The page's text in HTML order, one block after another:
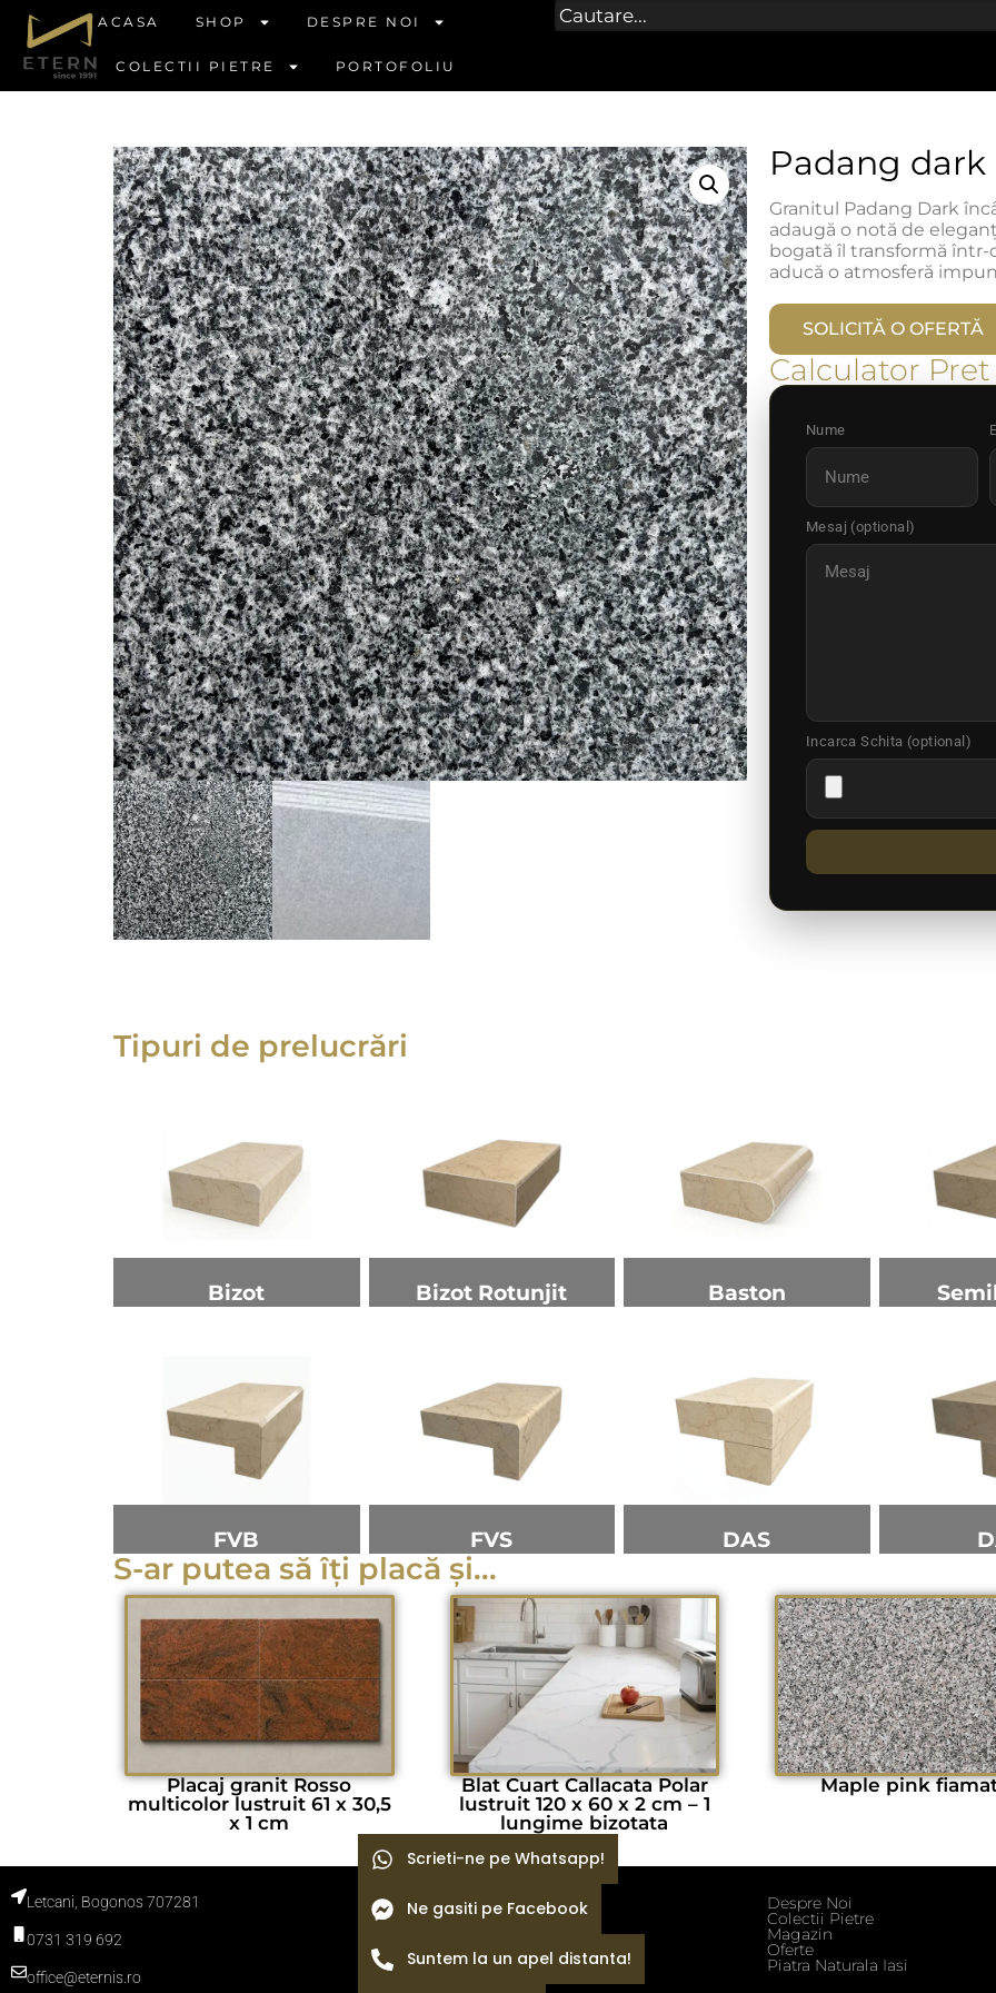
ACASA SHOP DESPRE NOI
COLECTII PIETRE PORTOFOLIU
Padang dark
Granitul Padang Dark
adaugă o notă de
bogată îl transformă
aducă o atmosferă
SOLICITĂ O OFERTĂ
Calculator Pret
Nume
Mesaj (optional)
Incarca Schita (optional)
Tipuri de prelucrări
Bizot Bizot Rotunjit Baston
FVB FVS DAS
S-ar putea să îți placă și...
Placaj granit Rosso
multicolor lustruit 61 x 30,5
x 1 cm
Blat Cuart Callacata Polar
lustruit 120 x 60 x 2 cm – 1
lungime bizotata
Maple pink
Letcani, Bogonos 707281
0731 319 692
office@eternis.ro
Termeni si conditii
Blog
Despre Noi
Colectii Pietre
Magazin
Oferte
Piatra Naturala Iasi
Scrieti-ne pe Whatsapp!
Ne gasiti pe Facebook
Suntem la un apel distanta!